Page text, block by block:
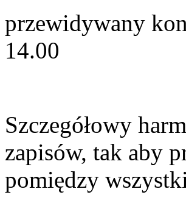
przewidywany
14.00
Szczegółowy
zapisów, tak aby
pomiędzy